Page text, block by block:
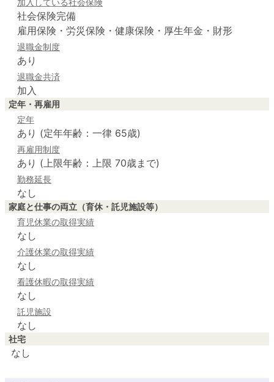
社会保険完備
雇用保険・労災保険・健康保険・厚生年金・財形
退職金制度
あり
退職金共済
加入
定年・再雇用
定年
あり (定年年齢：一律 65歳)
再雇用制度
あり (上限年齢：上限 70歳まで)
勤務延長
なし
家庭と仕事の両立（育休・託児施設等）
育児休業の取得実績
なし
介護休業の取得実績
なし
看護休暇の取得実績
なし
託児施設
なし
社宅
なし